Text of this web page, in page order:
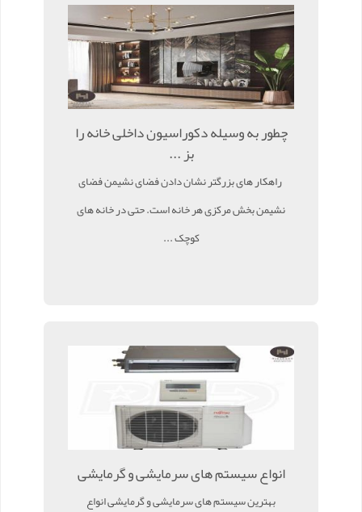
چطور به وسیله دکوراسیون داخلی خانه را
بز ...
راهکار های بزرگتر نشان دادن فضای نشیمن فضای
نشیمن بخش مرکزی هر خانه است. حتی در خانه های
کوچک ...
انواع سیستم های سرمایشی و گرمایشی
بهترین سیستم های سرمایشی و گرمایشی انواع